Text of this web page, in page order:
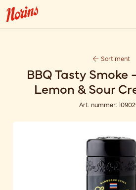
Sortiment
BBQ Tasty Smoke
Lemon & Sour
Art. nummer: